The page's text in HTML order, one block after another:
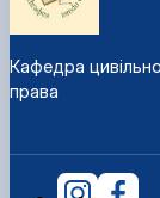
Кафедра
права